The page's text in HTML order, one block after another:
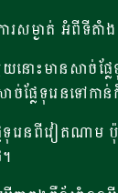
ការសម្ងាត់​ ​អំពី
ោះមានសាច់ផ្ល
ផ្លែទុរេនទៅក
ទុរេនពីវៀតណា